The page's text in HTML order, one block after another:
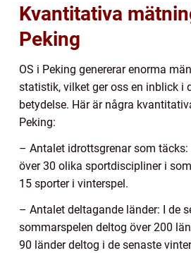
Kvantitativa
Peking
OS i Peking genererar enorma
statistik, vilket ger oss en inblick i
betydelse. Här är några
Peking:
– Antalet idrottsgrenar som täcks:
över 30 olika sportdiscipliner i
15 sporter i vinterspel.
– Antalet deltagande länder: I de
sommarspelen deltog över 200
90 länder deltog i de senaste